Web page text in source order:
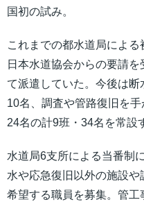
国初の試み。
これまでの都水道局による
日本水道協会からの要請
て派遣していた。今後は断
10名、調査や管路復旧を
24名の計9班・34名を常設
水道局6支所による当番制
水や応急復旧以外の施設
希望する職員を募集。管